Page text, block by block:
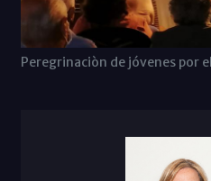
Peregrinaciòn de jóvenes por